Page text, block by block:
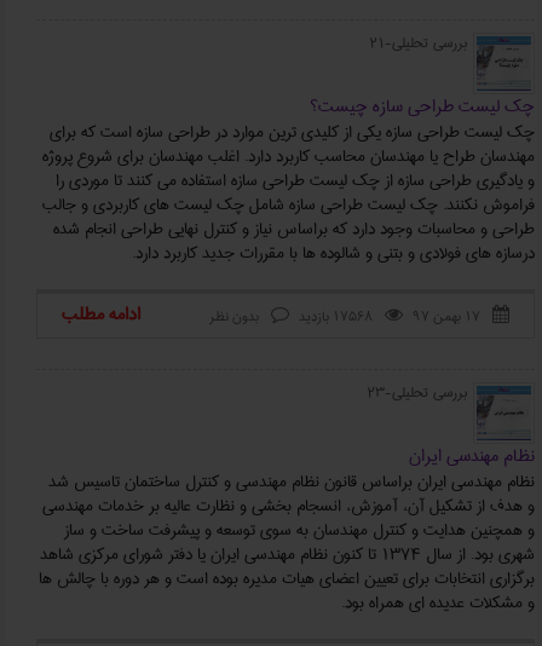
بررسی تحلیلی-21
چک لیست طراحی سازه چیست؟
چک لیست طراحی سازه یکی از کلیدی ترین موارد در طراحی سازه است که برای
مهندسان طراح یا مهندسان محاسب کاربرد دارد. اغلب مهندسان برای شروع پروژه
و یادگیری طراحی سازه از چک لیست طراحی سازه استفاده می کنند تا موردی را
فراموش نکنند. چک لیست طراحی سازه شامل چک لیست های کاربردی و جالب
طراحی و محاسبات وجود دارد که براساس نیاز و کنترل نهایی طراحی انجام شده
درسازه های فولادی و بتنی و شالوده ها با مقررات جدید کاربرد دارد.
 ۱۷ بهمن ۹۷  17568 بازدید  بدون نظر ادامه مطلب
بررسی تحلیلی-23
نظام مهندسی ایران
نظام مهندسی ایران براساس قانون نظام مهندسی و کنترل ساختمان تاسیس شد
و هدف از تشکیل آن، آموزش، انسجام بخشی و نظارت عالیه بر خدمات مهندسی
و همچنین هدایت و کنترل مهندسان به سوی توسعه و پیشرفت ساخت و ساز
شهری بود. از سال 1374 تا کنون نظام مهندسی ایران یا دفتر شورای مرکزی شاهد
برگزاری انتخابات برای تعیین اعضای هیات مدیره بوده است و هر دوره با چالش ها
و مشکلات عدیده ای همراه بود.